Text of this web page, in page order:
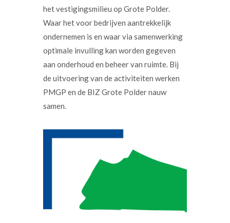
het vestigingsmilieu op Grote Polder.
Waar het voor bedrijven aantrekkelijk
ondernemen is en waar via samenwerking
optimale invulling kan worden gegeven
aan onderhoud en beheer van ruimte. Bij
de uitvoering van de activiteiten werken
PMGP en de BIZ Grote Polder nauw
samen.